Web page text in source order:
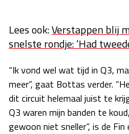
GP QATAR 2026
Kwalificatie
Lees ook:Verstappen blij
snelste rondje: ‘Had
“Ik vond wel wat tijd in Q3,
meer”, gaat Bottas verder.
dit circuit helemaal juist te
Q3 waren mijn banden te
gewoon niet sneller”, is de Fin